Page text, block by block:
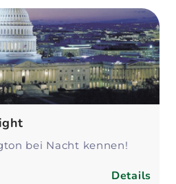
bei Nacht kennen!
Details